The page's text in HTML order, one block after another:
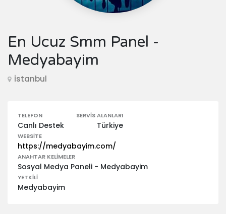
En Ucuz Smm Panel -
Medyabayim
İstanbul
TELEFON
Canlı Destek
SERVIS ALANLARI
Türkiye
WEBSITE
https://medyabayim.com/
ANAHTAR KELIMELER
Sosyal Medya Paneli - Medyabayim
YETKILI
Medyabayim